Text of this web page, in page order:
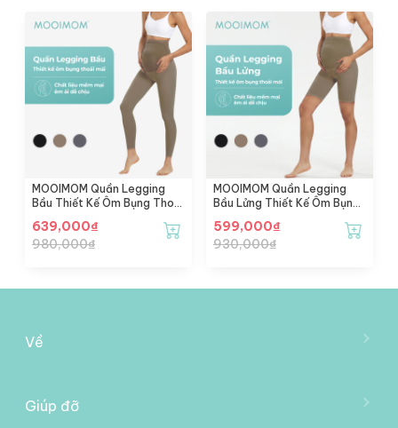
MOOIMOM Quần Legging
Bầu Thiết Kế Ôm Bụng Thoải
639,000₫
980,000₫
MOOIMOM Quần Legging
Bầu Lửng Thiết Kế Ôm Bụng
599,000₫
930,000₫
Về
Trở Thành Đại Lý
Giúp đỡ